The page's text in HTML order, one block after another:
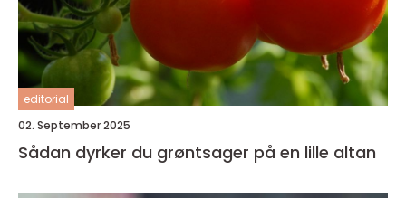
editorial
02. September 2025
Sådan dyrker du grøntsager på en lille altan